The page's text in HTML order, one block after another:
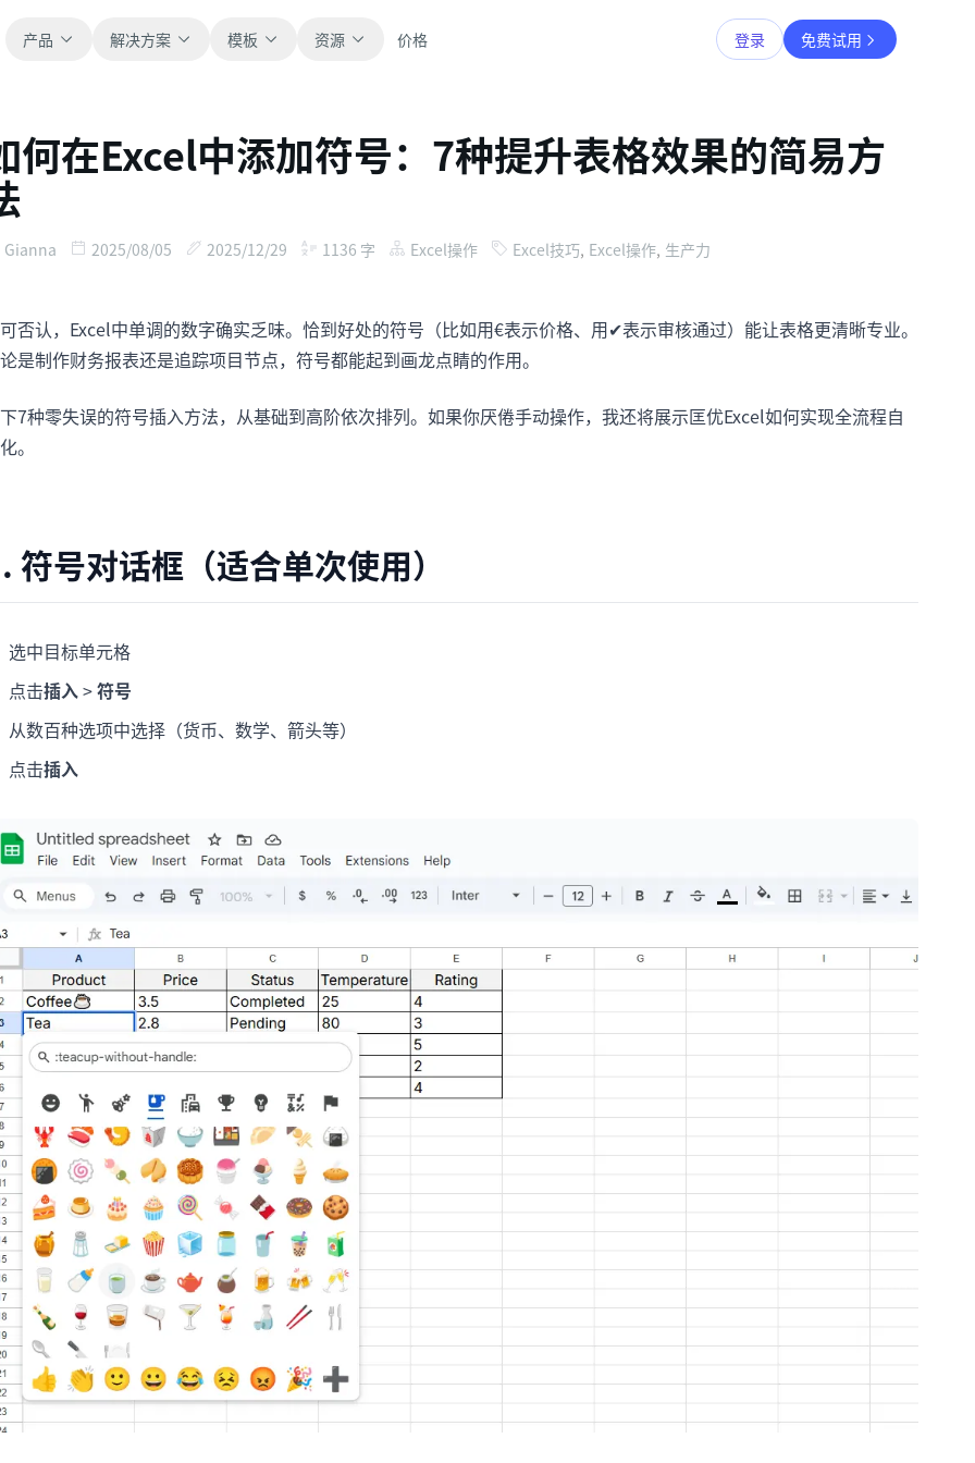
产品 解决方案 模板
全部
浏览全部可直接使用的表格模板。
财务
运营
用于跟踪流程、协作、计划与执行。
销售
分析
资源
博客
获取产品更新、案例和工作流灵感。
新手指南
帮助文档
查看产品文档、配置和使用说明。
提示词库
价格 登录 免费试用
何在Excel中添加符号：7种提升表格效果的简易方
Gianna 2025/08/05 2025/12/29 1136 字 Excel操作 Excel技巧, Excel操作, 生产力
否认，Excel中单调的数字确实乏味。恰到好处的符号（比如用€表示价格、用✔表示审核通过）能让表格更清晰专业。
是制作财务报表还是追踪项目节点，符号都能起到画龙点睛的作用。
7种零失误的符号插入方法，从基础到高阶依次排列。如果你厌倦手动操作，我还将展示匡优Excel如何实现全流程自
。
符号对话框（适合单次使用）
选中目标单元格
点击插入>符号
从数百种选项中选择（货币、数学、箭头等）
点击插入